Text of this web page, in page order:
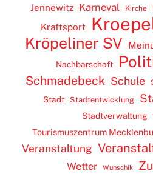
Jennewitz Karneval Kirche
Kraftsport
Kröpeliner SV
Nachbarschaft
Schmadebeck Schule
Stadt Stadtentwicklung
Stadtverwaltung
Tourismuszentrum
Veranstaltung
Wetter Wunschik